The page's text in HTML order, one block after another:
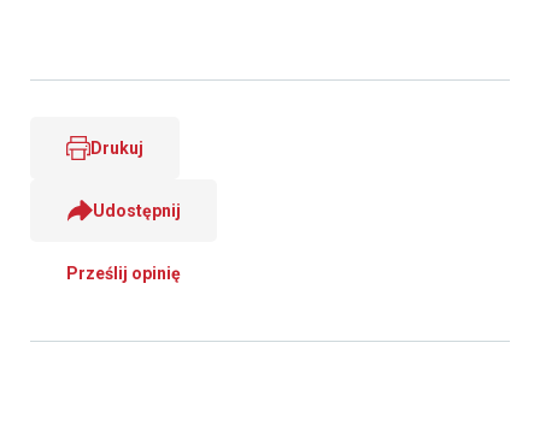
Drukuj
Udostępnij
Prześlij opinię